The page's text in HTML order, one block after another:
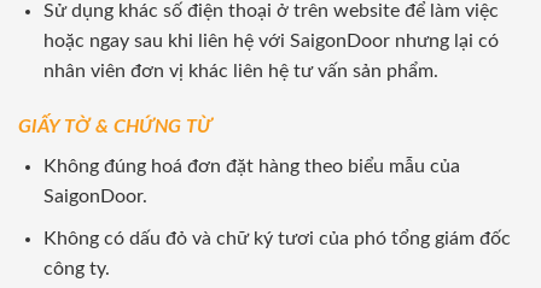
Sử dụng khác số điện thoại ở trên website để làm việc
hoặc ngay sau khi liên hệ với SaigonDoor nhưng lại có
nhân viên đơn vị khác liên hệ tư vấn sản phẩm.
GIẤY TỜ & CHỨNG TỪ
Không đúng hoá đơn đặt hàng theo biểu mẫu của
SaigonDoor.
Không có dấu đỏ và chữ ký tươi của phó tổng giám đốc
công ty.